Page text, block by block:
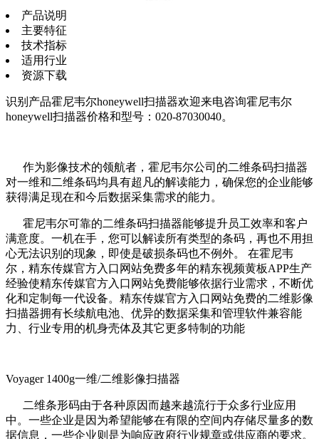
产品说明
主要特征
技术指标
适用行业
资源下载
识别产品霍尼韦尔honeywell扫描器欢迎来电咨询霍尼韦尔
honeywell扫描器价格和型号：020-87030040。
作为影像技术的领航者，霍尼韦尔公司的二维条码扫描器
对一维和二维条码均具有超凡的解读能力，确保您的企业能够
获得满足现在和今后数据采集需求的能力。
霍尼韦尔可靠的二维条码扫描器能够提升员工效率和客户
满意度。一机在手，您可以解读所有类型的条码，再也不用担
心无法识别的现象，即使是破损条码也不例外。 在霍尼韦
尔，精东传媒官方入口网站免费多年的精东视频黄板APP生产
经验使精东传媒官方入口网站免费能够依据行业需求，不断优
化和定制每一代设备。精东传媒官方入口网站免费的二维影像
扫描器拥有长续航电池、优异的数据采集和管理软件兼容能
力、行业专用的机身壳体及其它更多特制的功能
Voyager 1400g一维/二维影像扫描器
二维条形码由于各种原因而越来越流行于众多行业应用
中。一些企业是因为希望能够在有限的空间内存储尽量多的数
据信息，一些企业则是为响应政府行业规章或供应商的要求。